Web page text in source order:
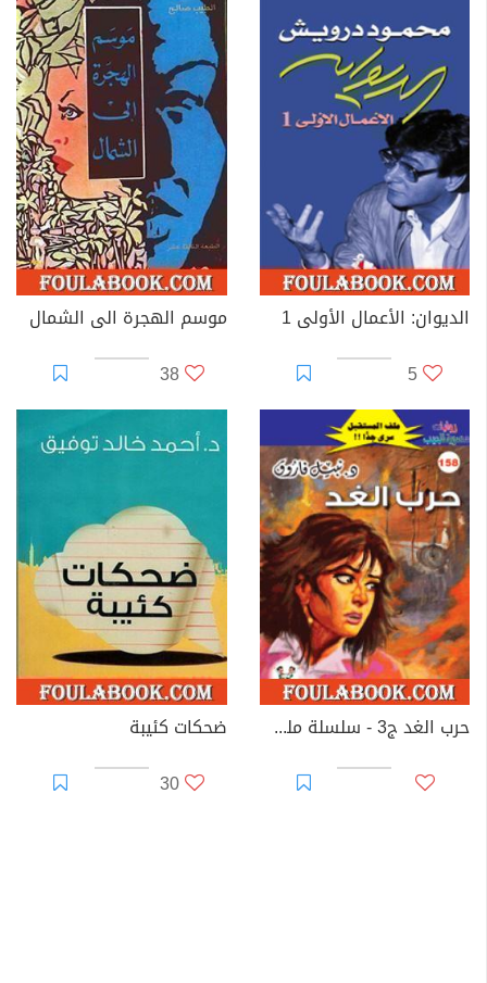
الديوان: الأعمال الأولى 1
5
موسم الهجرة الى الشمال
38
حرب الغد ج3 - سلسلة ملف المستقبل
ضحكات كئيبة
30